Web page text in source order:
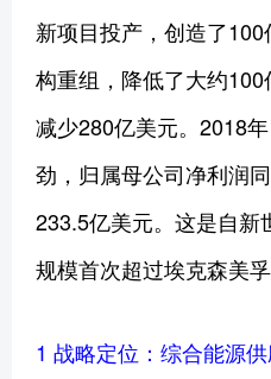
新项目投产，创造了
构重组，降低了大约
减少280亿美元。2018
劲，归属母公司净利润
233.5亿美元。这是自新
规模首次超过埃克森美孚
1 战略定位：综合能源